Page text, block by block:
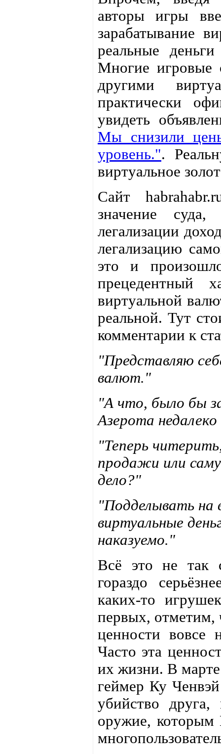
авторы игры
зарабатывание
реальные
Многие игровые
другими
практически
увидеть
Мы снизили
уровень.".
виртуальное
Сайт
значение
легализации
легализацию
это и
прецедентный
виртуальной
реальной. Тут
комментарии к
"Представляю
валют."
"А что, было бы
Азерота
"Теперь
продажи или
дело?"
"Подделывать на
виртуальные
наказуемо."
Всё это не так
гораздо
каких-то
первых, отметим,
ценности вовсе
Часто эта
их жизни. В
геймер Ку
убийство
оружие, которым